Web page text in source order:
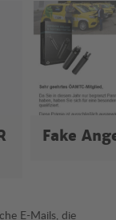
Fake
E-Mails, die